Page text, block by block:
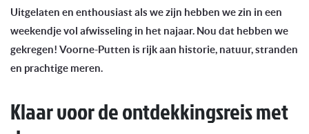
Uitgelaten en enthousiast als we zijn hebben we zin in een
weekendje vol afwisseling in het najaar. Nou dat hebben we
gekregen! Voorne-Putten is rijk aan historie, natuur, stranden
en prachtige meren.
Klaar voor de ontdekkingsreis met